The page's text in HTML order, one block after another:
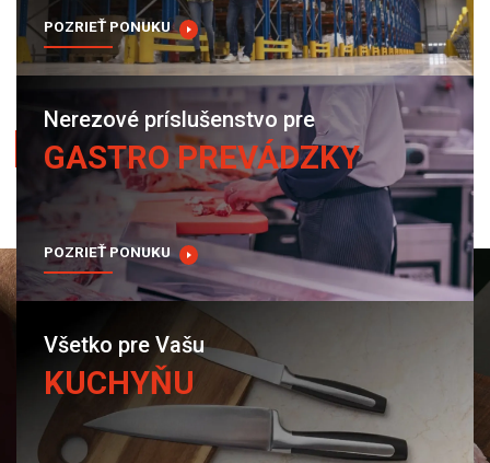
ZOBRAZIŤ
POZRIEŤ PONUKU
Nerezové príslušenstvo pre
GASTRO PREVÁDZKY
POZRIEŤ PONUKU
Všetko pre Vašu
KUCHYŇU